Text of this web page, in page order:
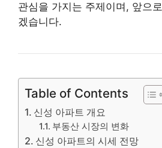
관심을 가지는 주제이며, 앞으
겠습니다.
Table of Contents
신성 아파트 개요
부동산 시장의 변화
신성 아파트의 시세 전망